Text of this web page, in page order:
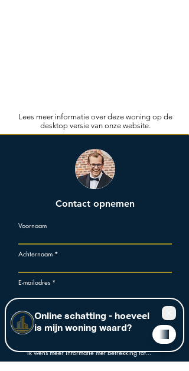
Lees meer informatie over deze woning op de
desktop versie van onze website.
Contact opnemen
Voornaam
Achternaam
E-mailadres
Telefoon